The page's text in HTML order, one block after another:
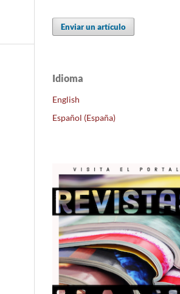
Enviar un artículo
Idioma
English
Español (España)